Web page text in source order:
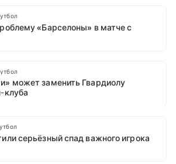
«Барселоны» в матче с
может заменить Гвардиолу
клуба
серьёзный спад важного игрока